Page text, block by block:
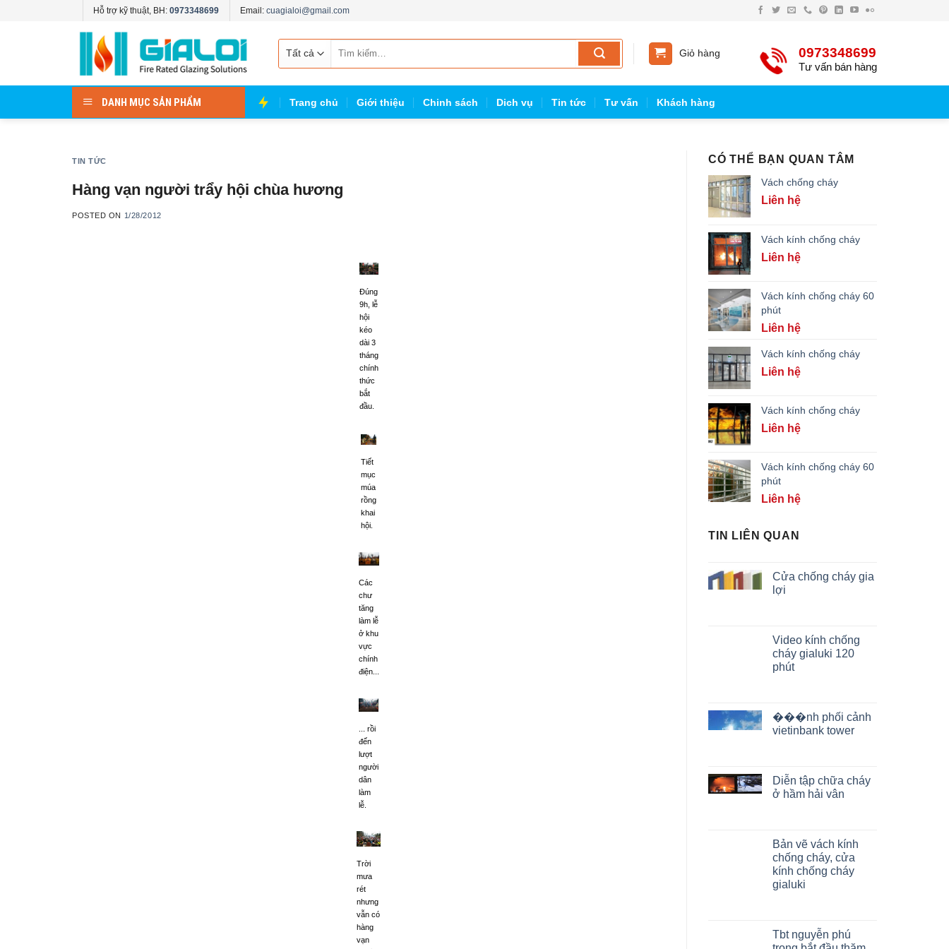
Hỗ trợ kỹ thuật, BH: 0973348699 Email: cuagialoi@gmail.com
kiếm:
Giỏ hàng 0973348699
Tư vấn bán hàng
DANH MỤC SẢN PHẨM Trang chủ Giới thiệu Chinh sách Dich vụ Tin tức Tư vấn Khách hàng
TIN TỨC
Hàng vạn người trẩy hội chùa hương
POSTED ON 1/28/2012
Đúng
9h, lễ
hội
kéo
dài 3
tháng
chính
thức
bắt
đầu.
Tiết
mục
múa
rồng
khai
hội.
Các
chư
tăng
làm lễ
ở khu
vực
chính
điện...
... rồi
đến
lượt
người
dân
làm
lễ.
Trời
mưa
rét
nhưng
vẫn có
hàng
vạn
CÓ THỂ BẠN QUAN TÂM
Vách chống cháy
Liên hệ
Vách kính chống cháy
Liên hệ
Vách kính chống cháy 60
phút
Liên hệ
Vách kính chống cháy
Liên hệ
Vách kính chống cháy
Liên hệ
Vách kính chống cháy 60
phút
Liên hệ
TIN LIÊN QUAN
Cửa chống cháy gia
lợi
Video kính chống
cháy gialuki 120
phút
���nh phối cảnh
vietinbank tower
Diễn tập chữa cháy
ở hầm hải vân
Bản vẽ vách kính
chống cháy, cửa
kính chống cháy
gialuki
Tbt nguyễn phú